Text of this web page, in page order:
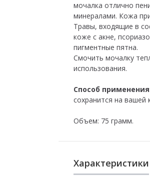
мочалка отлично
минералами. Кожа
Травы, входящие в
коже с акне,
пигментные пятна.
Смочить мочалку
использования.
Способ
сохранится на вашей
Объем: 75 грамм.
Характеристики